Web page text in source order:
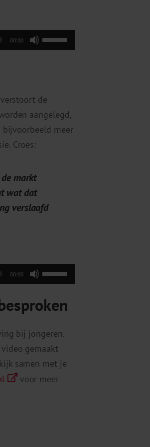
00:00
Gebruik
Omhoog/Omlaag
het
volume
te
de
aangelegd,
meer
Croes:
markt
wat dat
verslaafd
00:00
Gebruik
Omhoog/Omlaag
pijltoetsen
het
volume
te
bij jongeren.
gemaakt
samen met je
voor meer